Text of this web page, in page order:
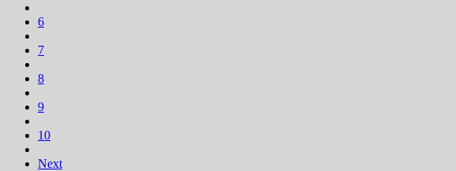
6
7
8
9
10
Next